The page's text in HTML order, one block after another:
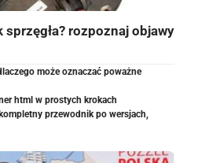
rozpoznaj objawy
może oznaczać poważne
html w prostych krokach
przewodnik po wersjach,